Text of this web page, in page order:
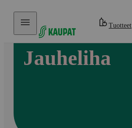
Hyppää sisältöön
Tuotteet
Jauheliha